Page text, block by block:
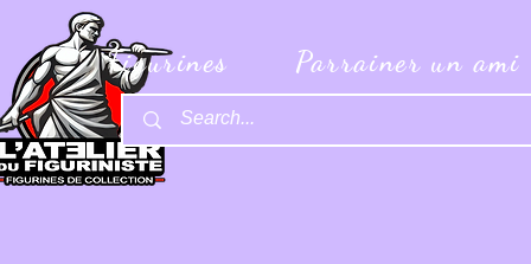
Figurines Parrainer un ami